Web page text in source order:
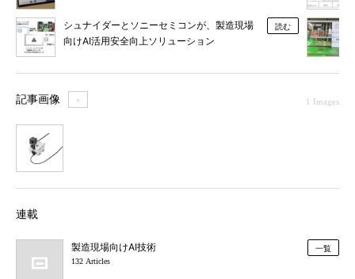
シュナイダーとソニーセミコンが、製造現場
向けAI活用安全向上ソリューション
読む
記事画像 ＋ 1 Images
連載
製造現場向けAI技術
132 Articles
一覧